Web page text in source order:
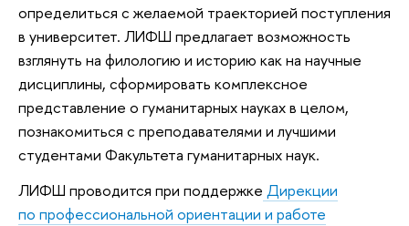
определиться с желаемой траекторией поступления
в университет. ЛИФШ предлагает возможность
взглянуть на филологию и историю как на научные
дисциплины, сформировать комплексное
представление о гуманитарных науках в целом,
познакомиться с преподавателями и лучшими
студентами Факультета гуманитарных наук.
ЛИФШ проводится при поддержке Дирекции
по профессиональной ориентации и работе